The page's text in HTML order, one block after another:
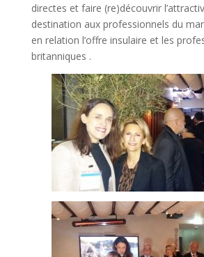
directes et faire (re)découvrir
destination aux professionnels du
en relation l’offre insulaire et les
britanniques .